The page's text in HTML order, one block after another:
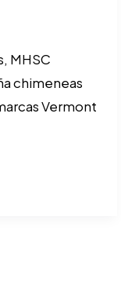
MHSC
chimeneas
Vermont